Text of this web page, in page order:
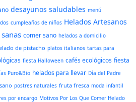
desayunos saludables menú
cumpleaños de niños Helados Artesanos
comer sano helados a domicilio
de pistacho platos italianos tartas para
fiesta Halloween cafés ecológicos fiesta
Puro&Bio helados para llevar Día del Padre
postres naturales fruta fresca moda infantil
por encargo Motivos Por Los Que Comer Helado